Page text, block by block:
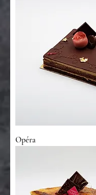
Opéra